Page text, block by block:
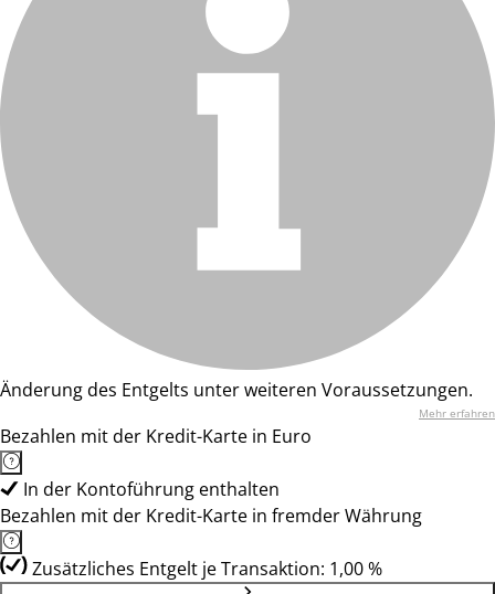
Änderung des Entgelts unter weiteren Voraussetzungen.
Mehr erfahren
Bezahlen mit der Kredit-Karte in Euro
In der Kontoführung enthalten
Bezahlen mit der Kredit-Karte in fremder Währung
Zusätzliches Entgelt je Transaktion: 1,00 %